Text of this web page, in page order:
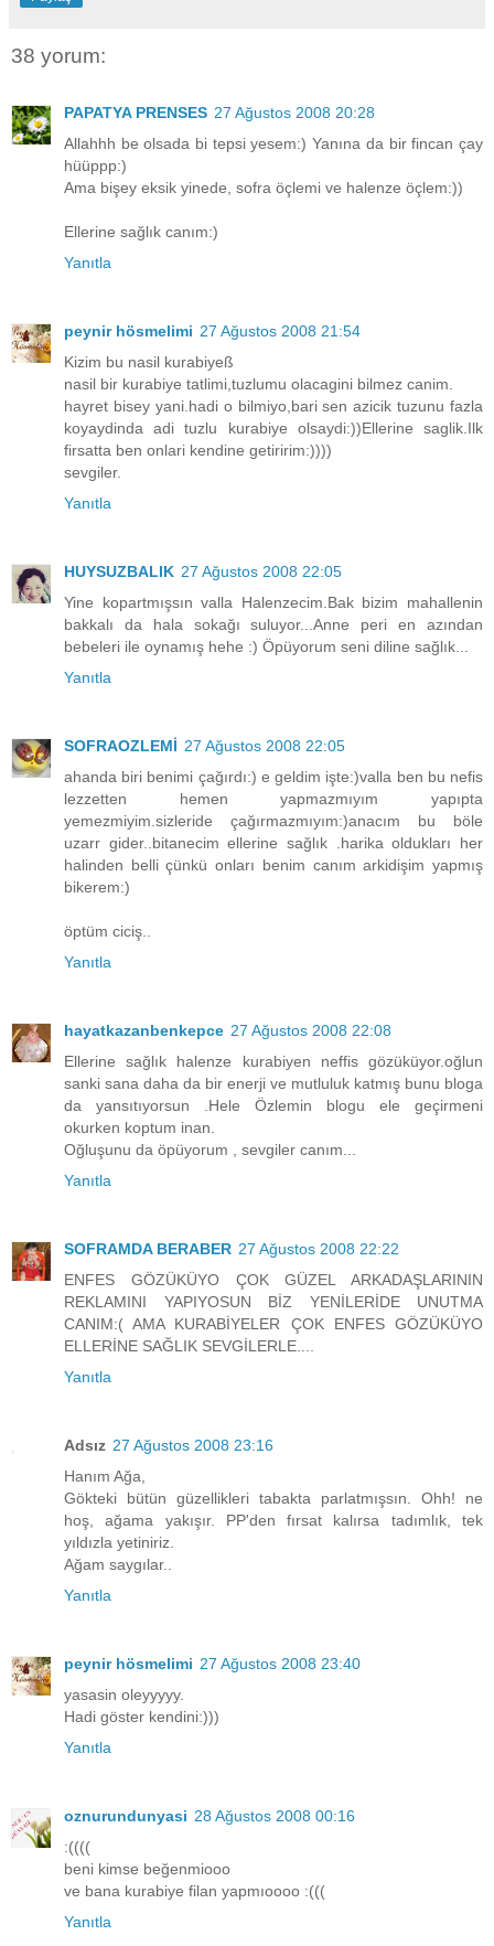
38 yorum:
PAPATYA PRENSES 27 Ağustos 2008 20:28
Allahhh be olsada bi tepsi yesem:) Yanına da bir fincan çay
hüüppp:)
Ama bişey eksik yinede, sofra öçlemi ve halenze öçlem:))
Ellerine sağlık canım:)
Yanıtla
peynir hösmelimi 27 Ağustos 2008 21:54
Kizim bu nasil kurabiyeß
nasil bir kurabiye tatlimi,tuzlumu olacagini bilmez canim.
hayret bisey yani.hadi o bilmiyo,bari sen azicik tuzunu fazla
koyaydinda adi tuzlu kurabiye olsaydi:))Ellerine saglik.Ilk
firsatta ben onlari kendine getiririm:))))
sevgiler.
Yanıtla
HUYSUZBALIK 27 Ağustos 2008 22:05
Yine kopartmışsın valla Halenzecim.Bak bizim mahallenin
bakkalı da hala sokağı suluyor...Anne peri en azından
bebeleri ile oynamış hehe :) Öpüyorum seni diline sağlık...
Yanıtla
SOFRAOZLEMİ 27 Ağustos 2008 22:05
ahanda biri benimi çağırdı:) e geldim işte:)valla ben bu nefis
lezzetten hemen yapmazmıyım yapıpta
yemezmiyim.sizleride çağırmazmıyım:)anacım bu böle
uzarr gider..bitanecim ellerine sağlık .harika oldukları her
halinden belli çünkü onları benim canım arkidişim yapmış
bikerem:)
öptüm ciciş..
Yanıtla
hayatkazanbenkepce 27 Ağustos 2008 22:08
Ellerine sağlık halenze kurabiyen neffis gözüküyor.oğlun
sanki sana daha da bir enerji ve mutluluk katmış bunu bloga
da yansıtıyorsun .Hele Özlemin blogu ele geçirmeni
okurken koptum inan.
Oğluşunu da öpüyorum , sevgiler canım...
Yanıtla
SOFRAMDA BERABER 27 Ağustos 2008 22:22
ENFES GÖZÜKÜYO ÇOK GÜZEL ARKADAŞLARININ
REKLAMINI YAPIYOSUN BİZ YENİLERİDE UNUTMA
CANIM:( AMA KURABİYELER ÇOK ENFES GÖZÜKÜYO
ELLERİNE SAĞLIK SEVGİLERLE....
Yanıtla
Adsız 27 Ağustos 2008 23:16
Hanım Ağa,
Gökteki bütün güzellikleri tabakta parlatmışsın. Ohh! ne
hoş, ağama yakışır. PP'den fırsat kalırsa tadımlık, tek
yıldızla yetiniriz.
Ağam saygılar..
Yanıtla
peynir hösmelimi 27 Ağustos 2008 23:40
yasasin oleyyyyy.
Hadi göster kendini:)))
Yanıtla
oznurundunyasi 28 Ağustos 2008 00:16
:((((
beni kimse beğenmiooo
ve bana kurabiye filan yapmıoooo :(((
Yanıtla